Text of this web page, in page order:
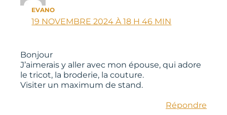
EVANO
19 NOVEMBRE 2024 À 18 H 46 MIN
Bonjour
J’aimerais y aller avec mon épouse, qui adore
le tricot, la broderie, la couture.
Visiter un maximum de stand.
Répondre